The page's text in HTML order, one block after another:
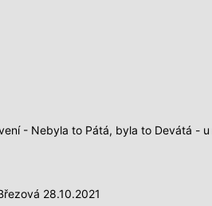
- Nebyla to Pátá, byla to Devátá - u
28.10.2021